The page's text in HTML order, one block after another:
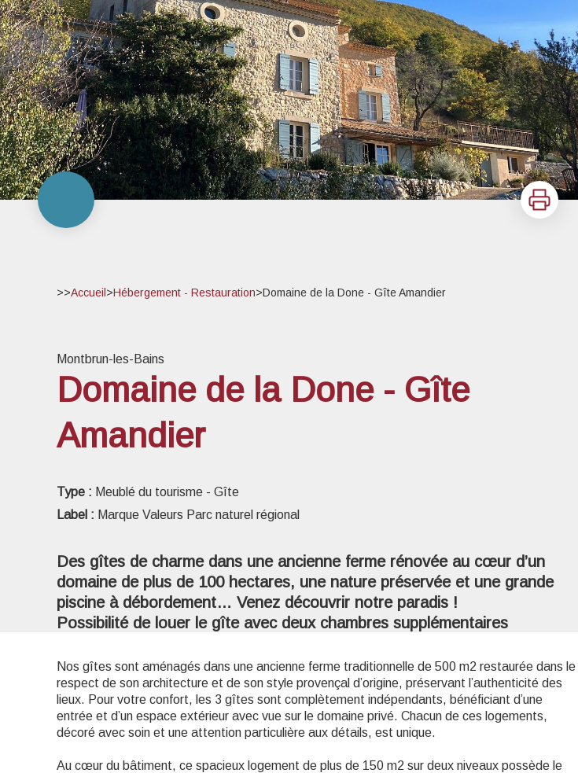
Imprimer
>>Accueil >Hébergement - Restauration>Domaine de la Done - Gîte Amandier
Montbrun-les-Bains
Domaine de la Done - Gîte
Amandier
Type : Meublé du tourisme - Gîte
Label : Marque Valeurs Parc naturel régional
Des gîtes de charme dans une ancienne ferme rénovée au cœur d’un
domaine de plus de 100 hectares, une nature préservée et une grande
piscine à débordement… Venez découvrir notre paradis !
Possibilité de louer le gîte avec deux chambres supplémentaires
Nos gîtes sont aménagés dans une ancienne ferme traditionnelle de 500 m2 restaurée dans le
respect de son architecture et de son style provençal d’origine, préservant l’authenticité des
lieux. Pour votre confort, les 3 gîtes sont complètement indépendants, bénéficiant d’une
entrée et d’un espace extérieur avec vue sur le domaine privé. Chacun de ces logements,
décoré avec soin et une attention particulière aux détails, est unique.
Au cœur du bâtiment, ce spacieux logement de plus de 150 m2 sur deux niveaux possède le